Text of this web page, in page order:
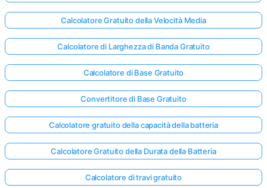
Calcolatore Gratuito della Velocità Media
Calcolatore di Larghezza di Banda Gratuito
Calcolatore di Base Gratuito
Convertitore di Base Gratuito
Calcolatore gratuito della capacità della batteria
Calcolatore Gratuito della Durata della Batteria
Calcolatore di travi gratuito